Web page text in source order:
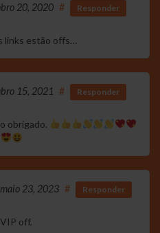
20, 2020 # Responder
links estão offs…
15, 2021 # Responder
obrigado.
maio 23, 2023 # Responder
off.